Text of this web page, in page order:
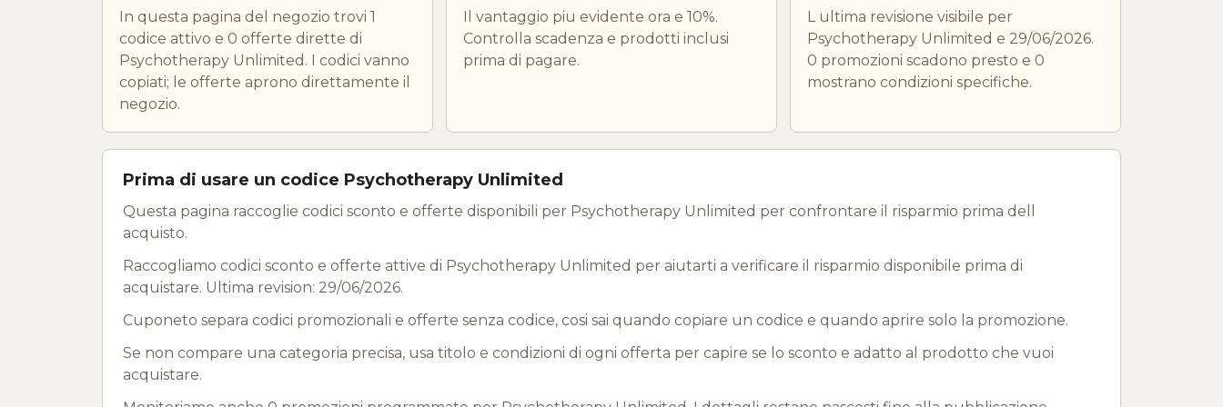
In questa pagina del negozio trovi 1
codice attivo e 0 offerte dirette di
Psychotherapy Unlimited. I codici vanno
copiati; le offerte aprono direttamente il
negozio.
Il vantaggio piu evidente ora e 10%.
Controlla scadenza e prodotti inclusi
prima di pagare.
L ultima revisione visibile per
Psychotherapy Unlimited e 29/06/2026.
0 promozioni scadono presto e 0
mostrano condizioni specifiche.
Prima di usare un codice Psychotherapy Unlimited
Questa pagina raccoglie codici sconto e offerte disponibili per Psychotherapy Unlimited per confrontare il risparmio prima dell
acquisto.
Raccogliamo codici sconto e offerte attive di Psychotherapy Unlimited per aiutarti a verificare il risparmio disponibile prima di
acquistare. Ultima revision: 29/06/2026.
Cuponeto separa codici promozionali e offerte senza codice, cosi sai quando copiare un codice e quando aprire solo la promozione.
Se non compare una categoria precisa, usa titolo e condizioni di ogni offerta per capire se lo sconto e adatto al prodotto che vuoi
acquistare.